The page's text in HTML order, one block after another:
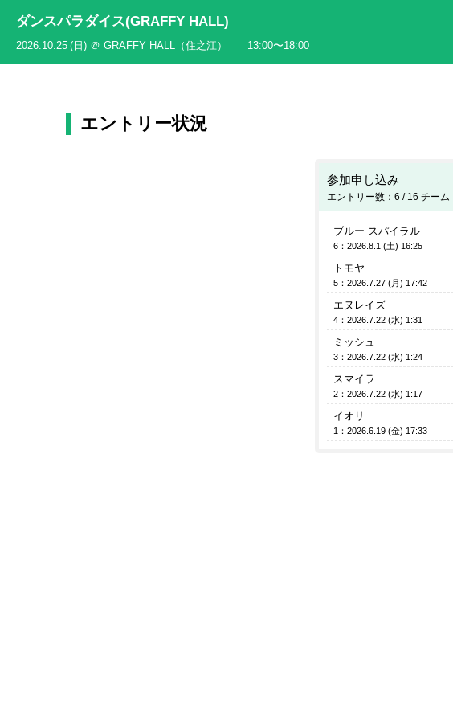
ダンスパラダイス(GRAFFY HALL)
2026.10.25 (日) ＠ GRAFFY HALL（住之江） ｜ 13:00〜18:00
エントリー状況
参加申し込み
エントリー数：6 / 16 チーム
ブルー スパイラル
6：2026.8.1 (土) 16:25
トモヤ
5：2026.7.27 (月) 17:42
エヌレイズ
4：2026.7.22 (水) 1:31
ミッシュ
3：2026.7.22 (水) 1:24
スマイラ
2：2026.7.22 (水) 1:17
イオリ
1：2026.6.19 (金) 17:33